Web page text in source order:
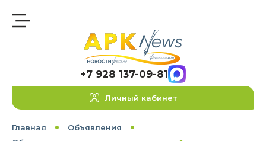
+7 928 137-09-81
Личный кабинет
Главная
Объявления